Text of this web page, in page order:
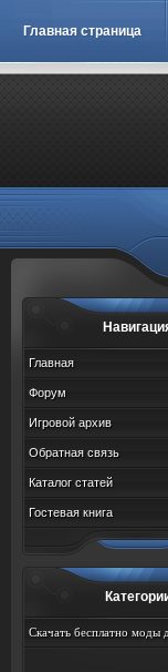
Главная страница
Главная
Форум
Игровой архив
Обратная связь
Каталог статей
Гостевая книга
Скачать бесплатно моды